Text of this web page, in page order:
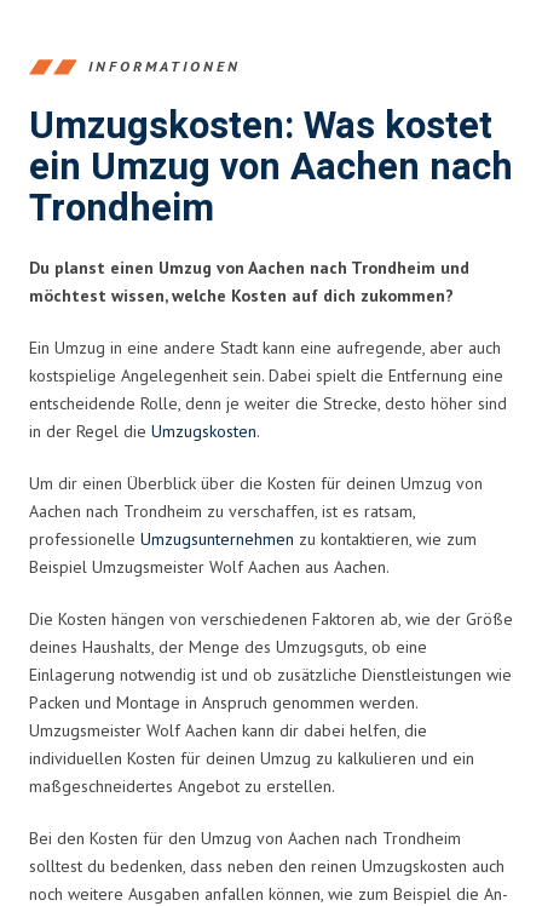
INFORMATIONEN
Umzugskosten: Was kostet
ein Umzug von Aachen nach
Trondheim
Du planst einen Umzug von Aachen nach Trondheim und
möchtest wissen, welche Kosten auf dich zukommen?
Ein Umzug in eine andere Stadt kann eine aufregende, aber auch
kostspielige Angelegenheit sein. Dabei spielt die Entfernung eine
entscheidende Rolle, denn je weiter die Strecke, desto höher sind
in der Regel die Umzugskosten.
Um dir einen Überblick über die Kosten für deinen Umzug von
Aachen nach Trondheim zu verschaffen, ist es ratsam,
professionelle Umzugsunternehmen zu kontaktieren, wie zum
Beispiel Umzugsmeister Wolf Aachen aus Aachen.
Die Kosten hängen von verschiedenen Faktoren ab, wie der Größe
deines Haushalts, der Menge des Umzugsguts, ob eine
Einlagerung notwendig ist und ob zusätzliche Dienstleistungen wie
Packen und Montage in Anspruch genommen werden.
Umzugsmeister Wolf Aachen kann dir dabei helfen, die
individuellen Kosten für deinen Umzug zu kalkulieren und ein
maßgeschneidertes Angebot zu erstellen.
Bei den Kosten für den Umzug von Aachen nach Trondheim
solltest du bedenken, dass neben den reinen Umzugskosten auch
noch weitere Ausgaben anfallen können, wie zum Beispiel die An-